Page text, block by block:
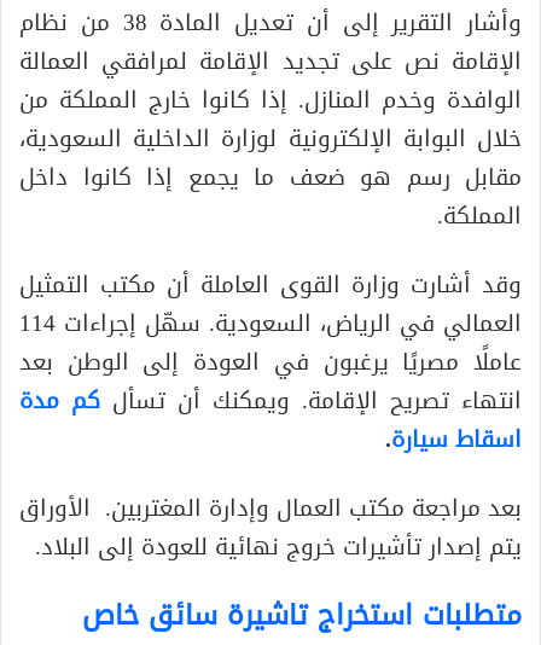
وأشار التقرير إلى أن تعديل المادة 38 من نظام
الإقامة نص على تجديد الإقامة لمرافقي العمالة
الوافدة وخدم المنازل. إذا كانوا خارج المملكة من
خلال البوابة الإلكترونية لوزارة الداخلية السعودية،
مقابل رسم هو ضعف ما يجمع إذا كانوا داخل
المملكة.
وقد أشارت وزارة القوى العاملة أن مكتب التمثيل
العمالي في الرياض، السعودية. سهّل إجراءات 114
عاملًا مصريًا يرغبون في العودة إلى الوطن بعد
انتهاء تصريح الإقامة. ويمكنك أن تسأل كم مدة
اسقاط سيارة.
بعد مراجعة مكتب العمال وإدارة المغتربين. الأوراق
يتم إصدار تأشيرات خروج نهائية للعودة إلى البلاد.
متطلبات استخراج تاشيرة سائق خاص